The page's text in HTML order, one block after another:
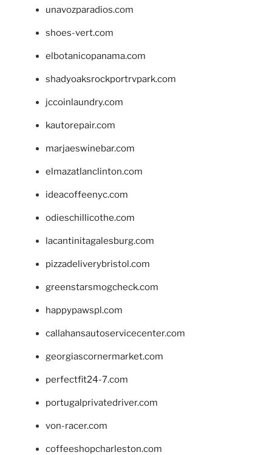
unavozparadios.com
shoes-vert.com
elbotanicopanama.com
shadyoaksrockportrvpark.com
jccoinlaundry.com
kautorepair.com
marjaeswinebar.com
elmazatlanclinton.com
ideacoffeenyc.com
odieschillicothe.com
lacantinitagalesburg.com
pizzadeliverybristol.com
greenstarsmogcheck.com
happypawspl.com
callahansautoservicecenter.com
georgiascornermarket.com
perfectfit24-7.com
portugalprivatedriver.com
von-racer.com
coffeeshopcharleston.com